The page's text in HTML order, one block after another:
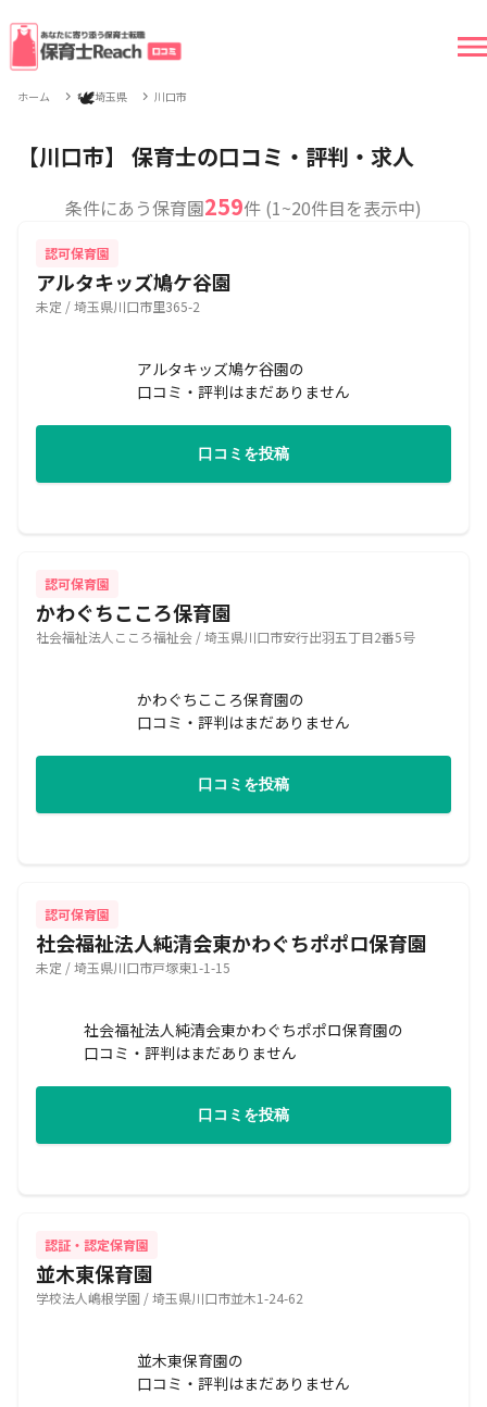
ホーム 🕊埼玉県 川口市
【川口市】 保育士の口コミ・評判・求人
条件にあう保育園259件 (1~20件目を表示中)
認可保育園
アルタキッズ鳩ケ谷園
未定 / 埼玉県川口市里365-2
アルタキッズ鳩ケ谷園の
口コミ・評判はまだありません
口コミを投稿
認可保育園
かわぐちこころ保育園
社会福祉法人こころ福祉会 / 埼玉県川口市安行出羽五丁目2番5号
かわぐちこころ保育園の
口コミ・評判はまだありません
口コミを投稿
認可保育園
社会福祉法人純清会東かわぐちポポロ保育園
未定 / 埼玉県川口市戸塚東1-1-15
社会福祉法人純清会東かわぐちポポロ保育園の
口コミ・評判はまだありません
口コミを投稿
認証・認定保育園
並木東保育園
学校法人嶋根学園 / 埼玉県川口市並木1-24-62
並木東保育園の
口コミ・評判はまだありません